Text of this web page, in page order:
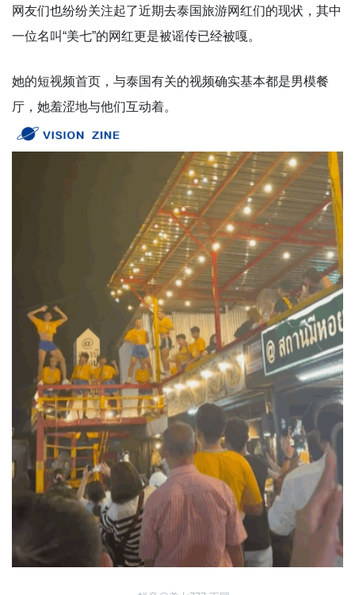
网友们也纷纷关注起了近期去泰国旅游网红们的现状，其中
一位名叫“美七”的网红更是被谣传已经被嘎。
她的短视频首页，与泰国有关的视频确实基本都是男模餐
厅，她羞涩地与他们互动着。